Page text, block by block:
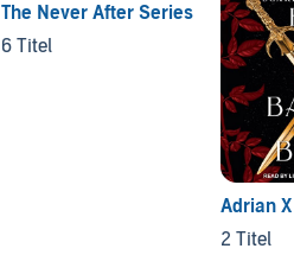
The Never After Series
6 Titel
Adrian
2 Titel